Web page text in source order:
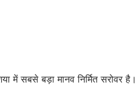
में सबसे बड़ा मानव निर्मित सरोवर है।